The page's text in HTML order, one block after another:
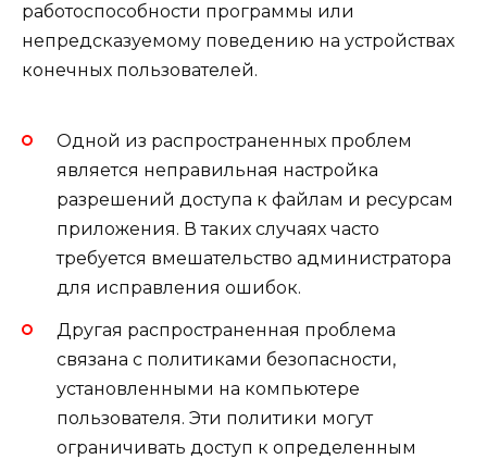
работоспособности программы или
непредсказуемому поведению на устройствах
конечных пользователей.
Одной из распространенных проблем
является неправильная настройка
разрешений доступа к файлам и ресурсам
приложения. В таких случаях часто
требуется вмешательство администратора
для исправления ошибок.
Другая распространенная проблема
связана с политиками безопасности,
установленными на компьютере
пользователя. Эти политики могут
ограничивать доступ к определенным